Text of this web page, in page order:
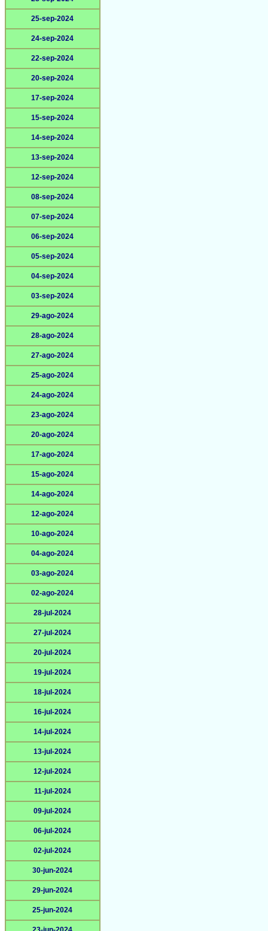
25-sep-2024
24-sep-2024
22-sep-2024
20-sep-2024
17-sep-2024
15-sep-2024
14-sep-2024
13-sep-2024
12-sep-2024
08-sep-2024
07-sep-2024
06-sep-2024
05-sep-2024
04-sep-2024
03-sep-2024
29-ago-2024
28-ago-2024
27-ago-2024
25-ago-2024
24-ago-2024
23-ago-2024
20-ago-2024
17-ago-2024
15-ago-2024
14-ago-2024
12-ago-2024
10-ago-2024
04-ago-2024
03-ago-2024
02-ago-2024
28-jul-2024
27-jul-2024
20-jul-2024
19-jul-2024
18-jul-2024
16-jul-2024
14-jul-2024
13-jul-2024
12-jul-2024
11-jul-2024
09-jul-2024
06-jul-2024
02-jul-2024
30-jun-2024
29-jun-2024
25-jun-2024